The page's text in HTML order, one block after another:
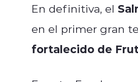
En definitiva, el
en el primer gran
fortalecido de